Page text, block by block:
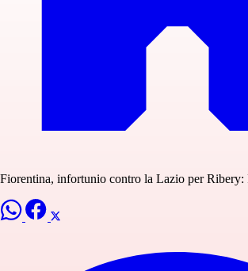
Fiorentina, infortunio contro la Lazio per Ribery: